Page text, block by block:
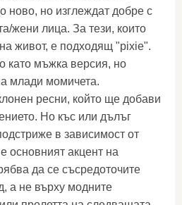
ново, но изглеждат добре с
жени лица. За тези, които
живот, е подходящ "pixie".
като мъжка версия, но
млади момичета.
ресни, който ще добави
Но къс или дълъг
в зависимост от
основният акцент на
да се съсредоточите
а не върху модните